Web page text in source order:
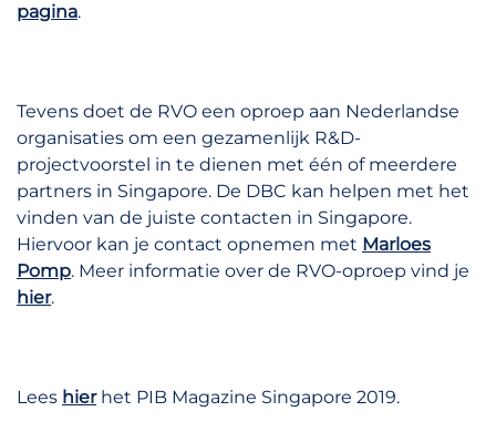
pagina.
Tevens doet de RVO een oproep aan Nederlandse
organisaties om een gezamenlijk R&D-
projectvoorstel in te dienen met één of meerdere
partners in Singapore. De DBC kan helpen met het
vinden van de juiste contacten in Singapore.
Hiervoor kan je contact opnemen met Marloes
Pomp. Meer informatie over de RVO-oproep vind je
hier.
Lees hierhet PIB Magazine Singapore 2019.